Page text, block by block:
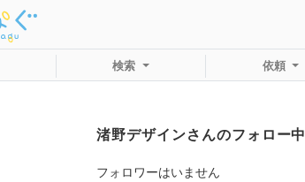
検索 依頼
渚野デザインさんのフォロー中
フォロワーはいません